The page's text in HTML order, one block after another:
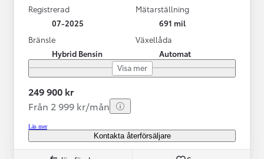
Registrerad
07-2025
Mätarställning
691 mil
Bränsle
Hybrid Bensin
Växellåda
Automat
Visa mer
249 900 kr
Från 2 999 kr/mån
Läs mer
Kontakta återförsäljare